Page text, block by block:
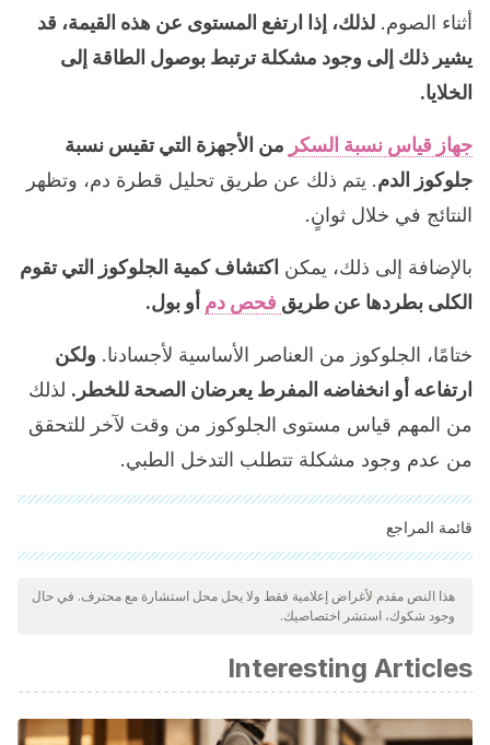
أثناء الصوم. لذلك، إذا ارتفع المستوى عن هذه القيمة، قد
يشير ذلك إلى وجود مشكلة ترتبط بوصول الطاقة إلى
الخلايا.
جهاز قياس نسبة السكر من الأجهزة التي تقيس نسبة
جلوكوز الدم. يتم ذلك عن طريق تحليل قطرة دم، وتظهر
النتائج في خلال ثوانٍ.
بالإضافة إلى ذلك، يمكن اكتشاف كمية الجلوكوز التي تقوم
الكلى بطردها عن طريق فحص دم أو بول.
ختامًا، الجلوكوز من العناصر الأساسية لأجسادنا. ولكن
ارتفاعه أو انخفاضه المفرط يعرضان الصحة للخطر. لذلك
من المهم قياس مستوى الجلوكوز من وقت لآخر للتحقق
من عدم وجود مشكلة تتطلب التدخل الطبي.
قائمة المراجع
"تمت مراجعة جميع المصادر المذكورة بعناية شديدة من قبل فريقنا
لضمان جودتها وموثوقيتها وتحديثها وصحتها. تم اعتبار الببليوغرافيا لهذه
المقالة موثوقة ودقيقة من الناحية الأكاديمية أو العلمية.
Kharroubi AT, Darwish HM. Diabetes mellitus: The epidemic
. 2015;6(6):850–867.
doi:10.4239/wjd.v6.i6.850
هذا النص مقدم لأغراض إعلامية فقط ولا يحل محل استشارة مع محترف. في حال
وجود شكوك، استشر اختصاصيك.
Interesting Articles